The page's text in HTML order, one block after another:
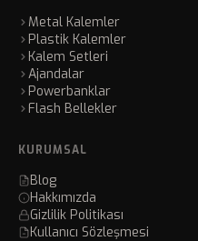
Metal Kalemler
Plastik Kalemler
Kalem Setleri
Ajandalar
Powerbanklar
Flash Bellekler
KURUMSAL
Blog
Hakkımızda
Gizlilik Politikası
Kullanıcı Sözleşmesi